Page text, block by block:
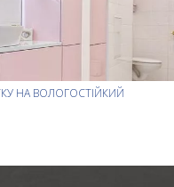
НА ВОЛОГОСТІЙКИЙ